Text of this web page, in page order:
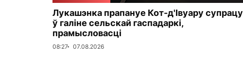
Лукашэнка прапануе Кот-д'Івуару супрацу
ў галіне сельскай гаспадаркі,
прамысловасці
08:27 07.08.2026